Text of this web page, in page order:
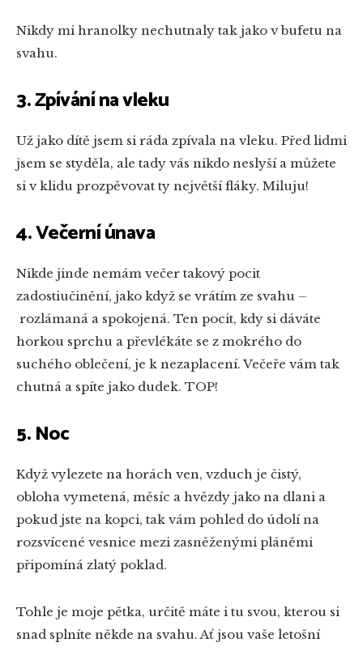
Nikdy mi hranolky nechutnaly tak jako v bufetu na
svahu.
3. Zpívání na vleku
Už jako dítě jsem si ráda zpívala na vleku. Před lidmi
jsem se styděla, ale tady vás nikdo neslyší a můžete
si v klidu prozpěvovat ty největší fláky. Miluju!
4. Večerní únava
Nikde jinde nemám večer takový pocit
zadostiučinění, jako když se vrátím ze svahu –
rozlámaná a spokojená. Ten pocit, kdy si dáváte
horkou sprchu a převlékáte se z mokrého do
suchého oblečení, je k nezaplacení. Večeře vám tak
chutná a spíte jako dudek. TOP!
5. Noc
Když vylezete na horách ven, vzduch je čistý,
obloha vymetená, měsíc a hvězdy jako na dlani a
pokud jste na kopci, tak vám pohled do údolí na
rozsvícené vesnice mezi zasněženými pláněmi
připomíná zlatý poklad.
Tohle je moje pětka, určitě máte i tu svou, kterou si
snad splníte někde na svahu. Ať jsou vaše letošní